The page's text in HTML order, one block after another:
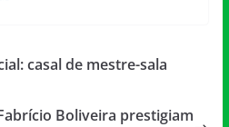
casal de mestre-sala
Boliveira prestigiam